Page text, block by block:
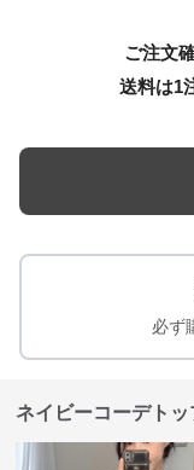
ご注文
送料は1
必ず
ネイビーコーデト